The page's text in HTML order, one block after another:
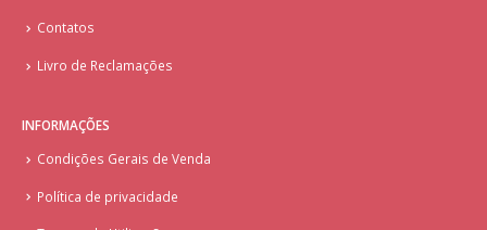
Contatos
Livro de Reclamações
INFORMAÇÕES
Condições Gerais de Venda
Política de privacidade